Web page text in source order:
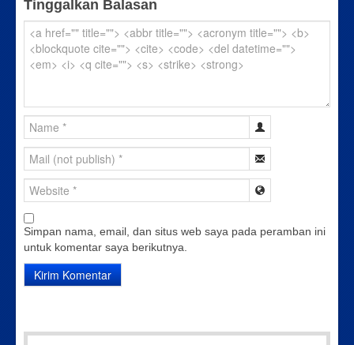
Tinggalkan Balasan
Simpan nama, email, dan situs web saya pada peramban ini
untuk komentar saya berikutnya.